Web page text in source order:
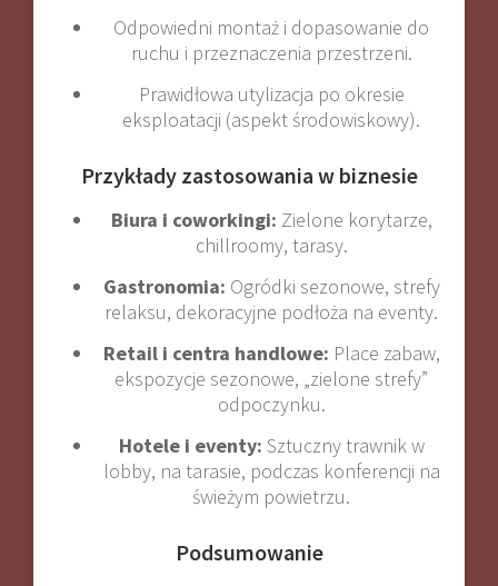
Odpowiedni montaż i dopasowanie do
ruchu i przeznaczenia przestrzeni.
Prawidłowa utylizacja po okresie
eksploatacji (aspekt środowiskowy).
Przykłady zastosowania w biznesie
Biura i coworkingi: Zielone korytarze,
chillroomy, tarasy.
Gastronomia: Ogródki sezonowe, strefy
relaksu, dekoracyjne podłoża na eventy.
Retail i centra handlowe: Place zabaw,
ekspozycje sezonowe, „zielone strefy”
odpoczynku.
Hotele i eventy: Sztuczny trawnik w
lobby, na tarasie, podczas konferencji na
świeżym powietrzu.
Podsumowanie